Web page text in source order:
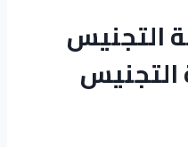
التجنيس
التجنيس